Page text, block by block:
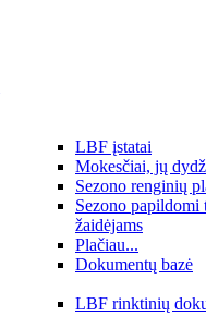
LBF įstatai
Mokesčiai, jų
Sezono renginių
Sezono papildomi
žaidėjams
Plačiau...
Dokumentų bazė
LBF rinktinių